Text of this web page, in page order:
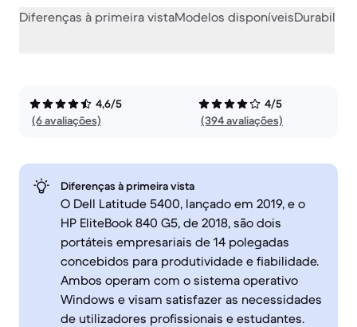
Diferenças à primeira vistaModelos disponíveis
4,6/5
(6 avaliações)
4/5
(394 avaliações)
Diferenças à primeira vista
O Dell Latitude 5400, lançado em 2019, e o
HP EliteBook 840 G5, de 2018, são dois
portáteis empresariais de 14 polegadas
concebidos para produtividade e fiabilidade.
Ambos operam com o sistema operativo
Windows e visam satisfazer as necessidades
de utilizadores profissionais e estudantes.